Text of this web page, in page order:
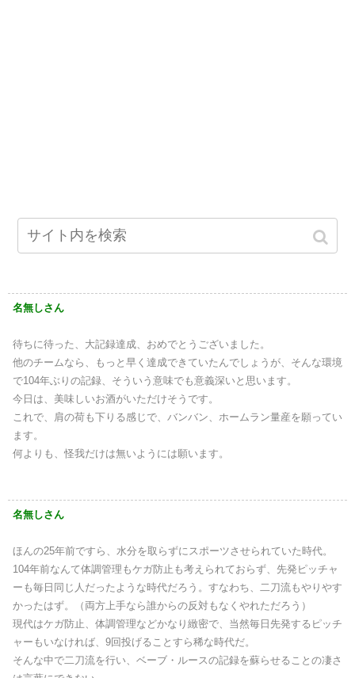
名無しさん
待ちに待った、大記録達成、おめでとうございました。
他のチームなら、もっと早く達成できていたんでしょうが、そんな環境
で104年ぶりの記録、そういう意味でも意義深いと思います。
今日は、美味しいお酒がいただけそうです。
これで、肩の荷も下りる感じで、バンバン、ホームラン量産を願ってい
ます。
何よりも、怪我だけは無いようには願います。
名無しさん
ほんの25年前ですら、水分を取らずにスポーツさせられていた時代。
104年前なんて体調管理もケガ防止も考えられておらず、先発ピッチャ
ーも毎日同じ人だったような時代だろう。すなわち、二刀流もやりやす
かったはず。（両方上手なら誰からの反対もなくやれただろう）
現代はケガ防止、体調管理などかなり緻密で、当然毎日先発するピッチ
ャーもいなければ、9回投げることすら稀な時代だ。
そんな中で二刀流を行い、ベーブ・ルースの記録を蘇らせることの凄さ